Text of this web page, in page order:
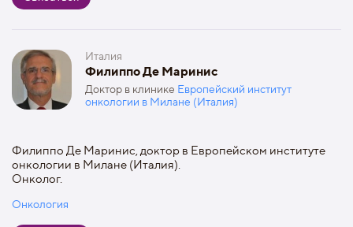
Италия
Филиппо Де Маринис
Доктор в клинике Европейский институт
онкологии в Милане (Италия)
Филиппо Де Маринис, доктор в Европейском институте
онкологии в Милане (Италия).
Онколог.
Онкология